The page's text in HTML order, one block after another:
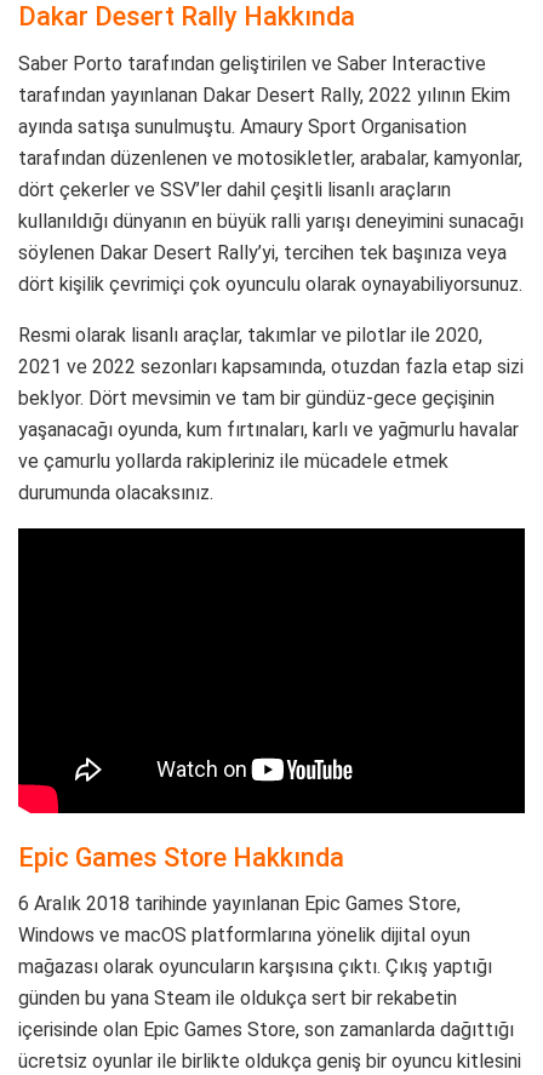
Dakar Desert Rally Hakkında
Saber Porto tarafından geliştirilen ve Saber Interactive
tarafından yayınlanan Dakar Desert Rally, 2022 yılının Ekim
ayında satışa sunulmuştu. Amaury Sport Organisation
tarafından düzenlenen ve motosikletler, arabalar, kamyonlar,
dört çekerler ve SSV’ler dahil çeşitli lisanlı araçların
kullanıldığı dünyanın en büyük ralli yarışı deneyimini sunacağı
söylenen Dakar Desert Rally’yi, tercihen tek başınıza veya
dört kişilik çevrimiçi çok oyunculu olarak oynayabiliyorsunuz.
Resmi olarak lisanlı araçlar, takımlar ve pilotlar ile 2020,
2021 ve 2022 sezonları kapsamında, otuzdan fazla etap sizi
beklyor. Dört mevsimin ve tam bir gündüz-gece geçişinin
yaşanacağı oyunda, kum fırtınaları, karlı ve yağmurlu havalar
ve çamurlu yollarda rakipleriniz ile mücadele etmek
durumunda olacaksınız.
Epic Games Store Hakkında
6 Aralık 2018 tarihinde yayınlanan Epic Games Store,
Windows ve macOS platformlarına yönelik dijital oyun
mağazası olarak oyuncuların karşısına çıktı. Çıkış yaptığı
günden bu yana Steam ile oldukça sert bir rekabetin
içerisinde olan Epic Games Store, son zamanlarda dağıttığı
ücretsiz oyunlar ile birlikte oldukça geniş bir oyuncu kitlesini